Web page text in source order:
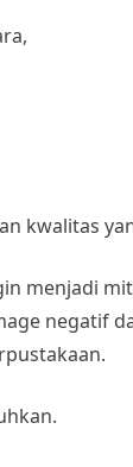
kwalitas
menjadi
negatif